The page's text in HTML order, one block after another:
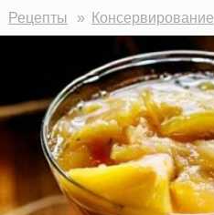
Рецепты Консервирование